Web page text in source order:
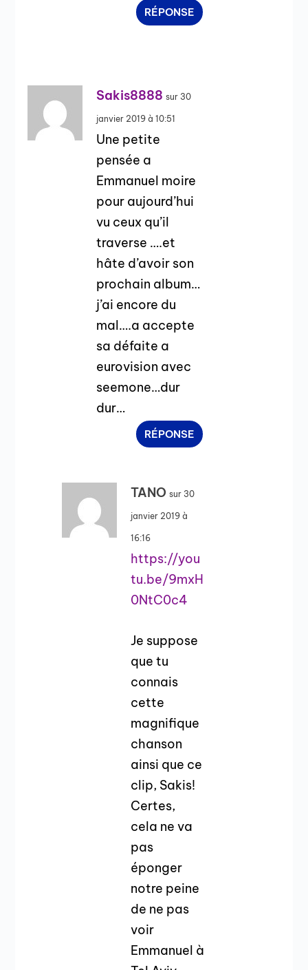
RÉPONSE
Sakis8888 sur 30
janvier 2019 à 10:51
Une petite
pensée a
Emmanuel moire
pour aujourd’hui
vu ceux qu’il
traverse ….et
hâte d’avoir son
prochain album…
j’ai encore du
mal….a accepte
sa défaite a
eurovision avec
seemone…dur
dur…
RÉPONSE
TANO sur 30
janvier 2019 à
16:16
https://you
tu.be/9mxH
0NtC0c4
Je suppose
que tu
connais
cette
magnifique
chanson
ainsi que ce
clip, Sakis!
Certes,
cela ne va
pas
éponger
notre peine
de ne pas
voir
Emmanuel à